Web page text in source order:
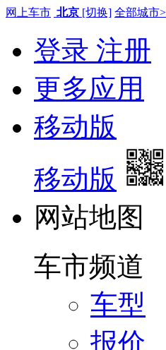
网上车市 北京 [切换] 全部城市
登录 注册
更多应用
移动版
移动版
网站地图
车市频道
车型
报价